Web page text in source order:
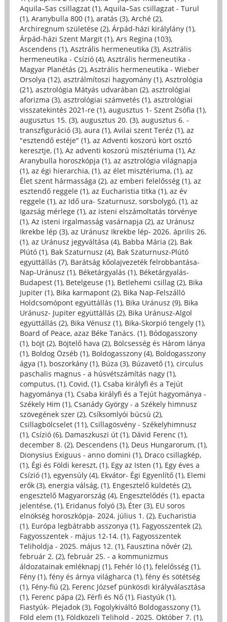
Aquila–Sas csillagzat (1), Aquila–Sas csillagzat - Turul
(1), Aranybulla 800 (1), aratás (3), Arché (2),
Archiregnum születése (2), Árpád-házi királylány (1),
Árpád-házi Szent Margit (1), Ars Regina (103),
Ascendens (1), Asztrális hermeneutika (3), Asztrális
hermeneutika - Csízió (4), Asztrális hermeneutika -
Magyar Planétás (2), Asztrális hermeneutika - Wieber
Orsolya (12), asztrálmítoszi hagyomány (1), Asztrológia
(21), asztrológia Mátyás udvarában (2), asztrológiai
aforizma (3), asztrológiai számvetés (1), asztrológiai
visszatekintés 2021-re (1), augusztus 1- Szent Zsófia (1),
augusztus 15. (3), augusztus 20. (3), augusztus 6. -
transzfiguráció (3), aura (1), Avilai szent Teréz (1), az
"esztendő estéje" (1), az Adventi koszorú kört osztó
keresztje, (1), Az adventi koszorú misztériuma (1), Az
Aranybulla horoszkópja (1), az asztrológia világnapja
(1), az égi hierarchia, (1), az élet misztériuma, (1), az
Élet szent hármassága (2), az emberi felelősség (1), az
esztendő reggele (1), az Eucharistia titka (1), az év
reggele (1), az Idő ura- Szaturnusz, sorsbolygó, (1), az
Igazság mérlege (1), az isteni elszámoltatás törvénye
(1), Az isteni irgalmasság vasárnapja (2), az Uránusz
Ikrekbe lép (3), az Uránusz Ikrekbe lép- 2026. április 26.
(1), az Uránusz jegyváltása (4), Babba Mária (2), Bak
Plútó (1), Bak Szaturnusz (4), Bak Szaturnusz-Plútó
együttállás (7), Barátság kőolajvezeték felrobbantása-
Nap-Uránusz (1), Béketárgyalás (1), Béketárgyalás-
Budapest (1), Betelgeuse (1), Betlehemi csillag (2), Bika
Jupiter (1), Bika karmapont (2), Bika Nap-Felszálló
Holdcsomópont együttállás (1), Bika Uránusz (9), Bika
Uránusz- Jupiter együttállás (2), Bika Uránusz-Algol
együttállás (2), Bika Vénusz (1), Bika-Skorpió tengely (1),
Board of Peace, azaz Béke Tanács. (1), Bódogasszony
(1), böjt (2), Böjtelő hava (2), Bölcsesség és Három lánya
(1), Boldog Özséb (1), Boldogasszony (4), Boldogasszony
ágya (1), boszorkány (1), Búza (3), Búzavető (1), circulus
paschalis magnus - a húsvétszámítás nagy (1),
computus, (1), Covid, (1), Csaba királyfi és a Tejút
hagyománya (1), Csaba királyfi és a Tejút hagyománya -
Székely Him (1), Csanády György - a Székely himnusz
szövegének szer (2), Csíksomlyói búcsú (2),
Csillagbölcselet (11), Csillagösvény - Székelyhimnusz
(1), Csízió (6), Damaszkuszi út (1), Dávid Ferenc (1),
december 8. (2), Descendens (1), Deus Hungarorum, (1),
Dionysius Exiguus - anno domini (1), Draco csillagkép,
(1), Égi és Földi kereszt, (1), Egy az Isten (1), Egy éves a
Csízió (1), egyensúly (4), Ekvátor- Égi Egyenlítő (1), Elemi
erők (3), energia válság, (1), Engesztelő küldetés (2),
engesztelő Magyarország (4), Engesztelődés (1), epacta
jelentése, (1), Eridanus folyó (3), Éter (3), EU soros
elnökség horoszkópja- 2024. július 1. (2), Eucharistia
(1), Európa legbátrabb asszonya (1), Fagyosszentek (2),
Fagyosszentek - május 12-14. (1), Fagyosszentek
Teliholdja - 2025. május 12. (1), Fausztina nővér (2),
február 2. (2), február 25. - a kommunizmus
áldozatainak emléknapj (1), Fehér ló (1), felelősség (1),
Fény (1), fény és árnya világharca (1), fény és sötétség
(1), Fény-fiú (2), Ferenc József pünkösdi királyválasztása
(1), Ferenc pápa (2), Férfi és Nő (1), Fiastyúk (1),
Fiastyúk- Plejadok (3), Fogolykiváltó Boldogasszony (1),
Föld elem (1), Földközeli Telihold - 2025. Október 7. (1),